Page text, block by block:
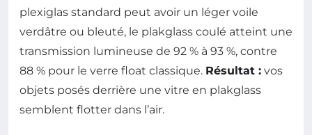
plexiglas standard peut avoir un léger voile
verdâtre ou bleuté, le plakglass coulé atteint une
transmission lumineuse de 92 % à 93 %, contre
88 % pour le verre float classique. Résultat : vos
objets posés derrière une vitre en plakglass
semblent flotter dans l’air.